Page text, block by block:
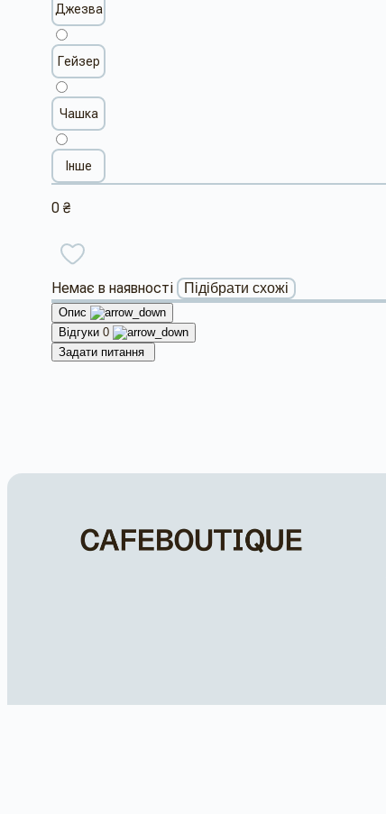
Джезва
Гейзер
Чашка
Інше
0 ₴
Немає в наявності Підібрати схожі
Опис
Відгуки 0
Задати питання